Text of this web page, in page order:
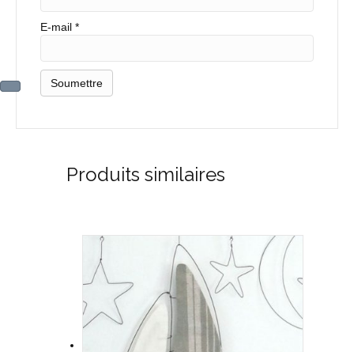
E-mail *
Produits similaires